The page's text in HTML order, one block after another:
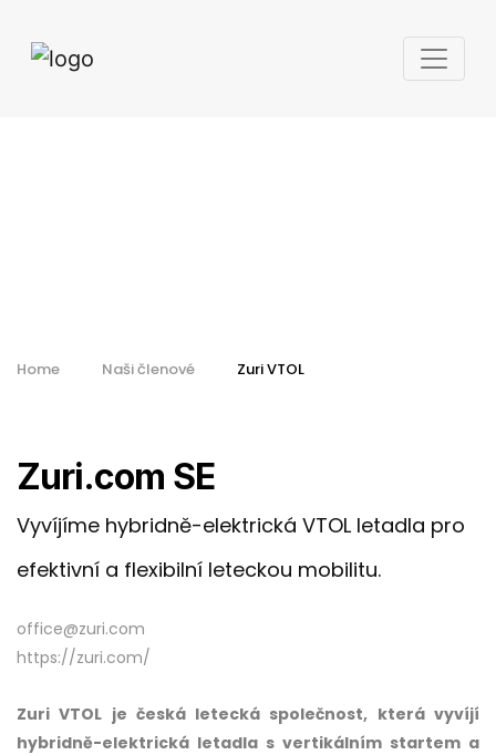
Home Naši členové Zuri VTOL
Zuri.com SE
Vyvíjíme hybridně-elektrická VTOL letadla pro
efektivní a flexibilní leteckou mobilitu.
office@zuri.com
https://zuri.com/
Zuri VTOL je česká letecká společnost, která vyvíjí
hybridně-elektrická letadla s vertikálním startem a